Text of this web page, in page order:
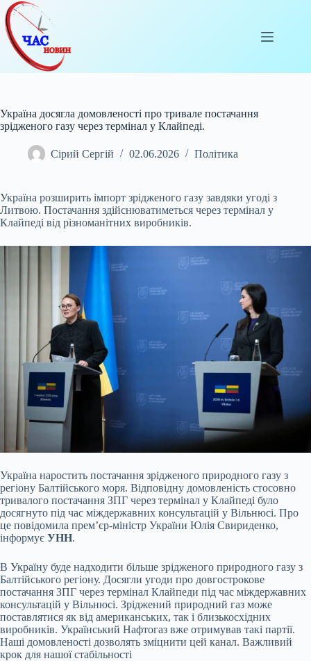
Перейти
до
вмісту
Україна досягла домовленості про тривале постачання
зрідженого газу через термінал у Клайпеді.
Сірий Сергій 02.06.2026 Політика
Україна розширить імпорт зрідженого газу завдяки угоді з
Литвою. Постачання здійснюватиметься через термінал у
Клайпеді від різноманітних виробників.
Україна наростить постачання зрідженого природного газу з
регіону Балтійського моря. Відповідну домовленість стосовно
тривалого постачання ЗПГ через термінал у Клайпеді було
досягнуто під час міждержавних консультацій у Вільнюсі. Про
це повідомила прем’єр-міністр України Юлія Свириденко,
інформує УНН.
В Україну буде надходити більше зрідженого природного газу з
Балтійського регіону. Досягли угоди про довгострокове
постачання ЗПГ через термінал Клайпеди під час міждержавних
консультацій у Вільнюсі. Зріджений природний газ може
поставлятися як від американських, так і близькосхідних
виробників. Український Нафтогаз вже отримував такі партії.
Наші домовленості дозволять зміцнити цей канал. Важливий
крок для нашої стабільності